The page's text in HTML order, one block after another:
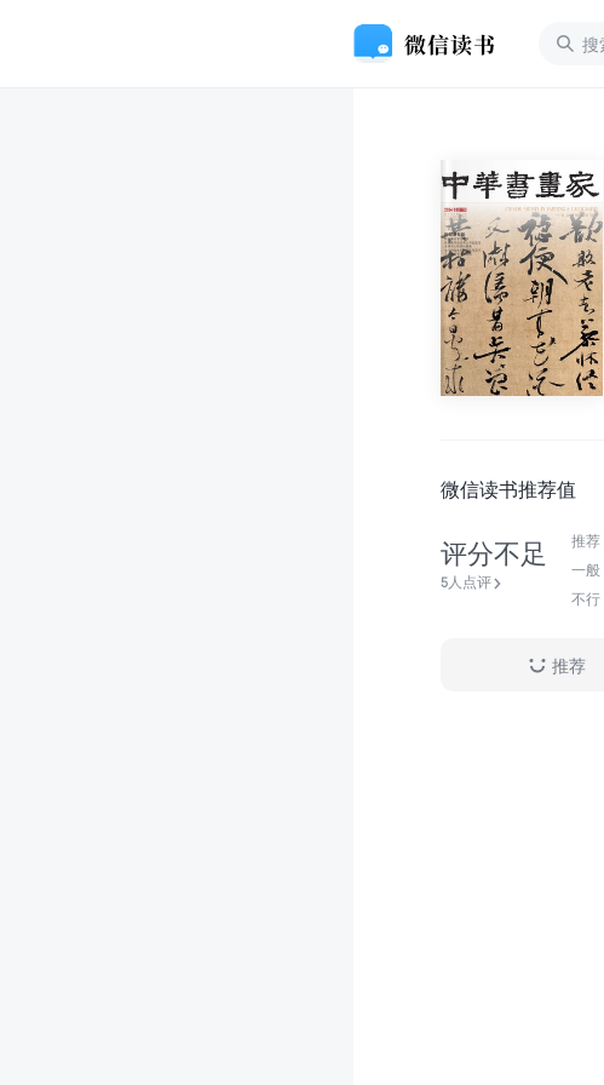
微信读书推荐值
评分不足
5人点评
推荐
一般
不行
推荐